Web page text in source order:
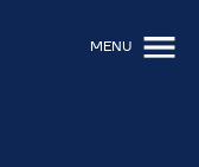
MENU